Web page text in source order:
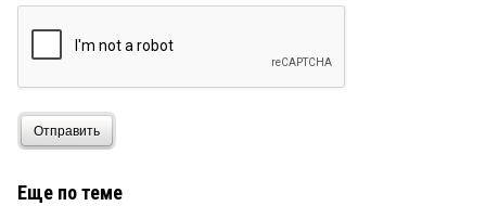
Отправить
Еще по теме